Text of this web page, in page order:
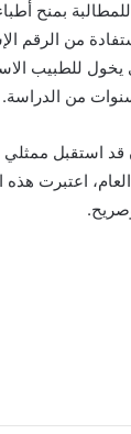
بمنح
يخول للطبيب
قد استقبل ممثلي
اعتبرت هذه